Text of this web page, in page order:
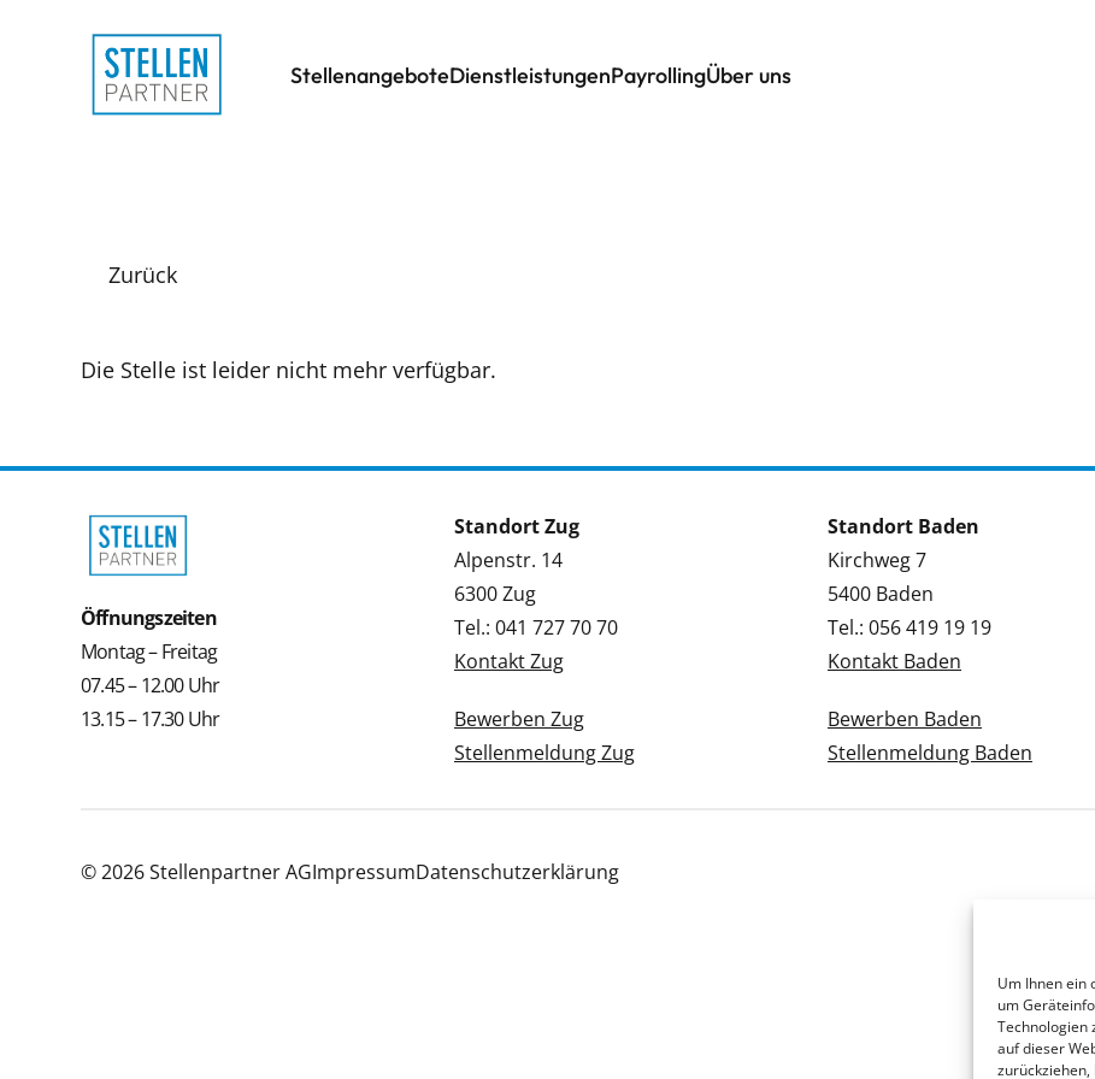
Um Ihnen ein
um
Technologien
auf dieser
StellenangeboteDienstleistungenPayrollingÜber uns
Zurück
Die Stelle ist leider nicht mehr verfügbar.
Öffnungszeiten
Montag – Freitag
07.45 – 12.00 Uhr
13.15 – 17.30 Uhr
Standort Zug
Alpenstr. 14
6300 Zug
Tel.: 041 727 70 70
Kontakt Zug
Bewerben Zug
Stellenmeldung Zug
Standort Baden
Kirchweg 7
5400 Baden
Tel.: 056 419 19 19
Kontakt Baden
Bewerben Baden
Stellenmeldung Baden
© 2026 Stellenpartner AGImpressumDatenschutzerklärung